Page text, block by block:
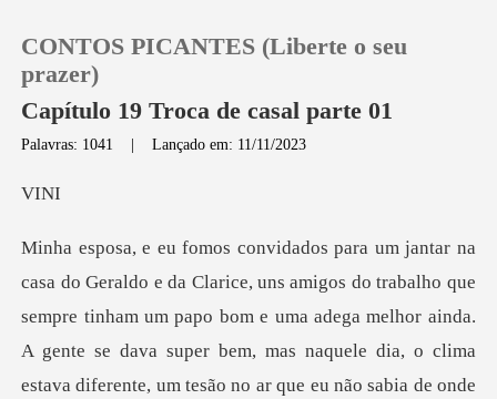
Histórico
Sair
CONTOS PICANTES (Liberte o seu
prazer)
Capítulo 19 Troca de casal parte 01
Palavras: 1041 |Lançado em: 11/11/2023
I
s do trabalho que
sempre tinham um papo bom e uma adega melhor ainda.
A gente se dava super b